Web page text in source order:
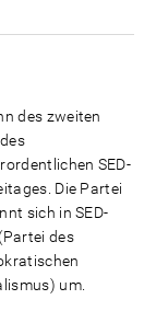
des zweiten
SED-
Die Partei
sich in SED-
des
um.